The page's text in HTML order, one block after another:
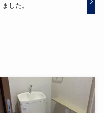
ました。